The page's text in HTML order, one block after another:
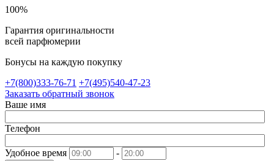
100%
Гарантия оригинальности
всей парфюмерии
Бонусы на каждую покупку
+7(800)333-76-71 +7(495)540-47-23
Заказать обратный звонок
Ваше имя
Телефон
Удобное время -